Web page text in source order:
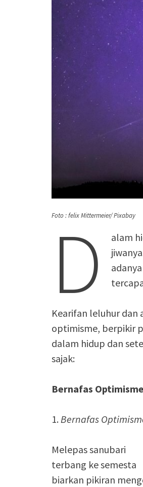
Foto : felix Mittermeier/ Pixabay
D
alam
Kearifan leluhur dan
optimisme, berpikir
dalam hidup dan
sajak:
Bernafas Optimisme
1. Bernafas
Melepas sanubari
terbang ke semesta
biarkan pikiran